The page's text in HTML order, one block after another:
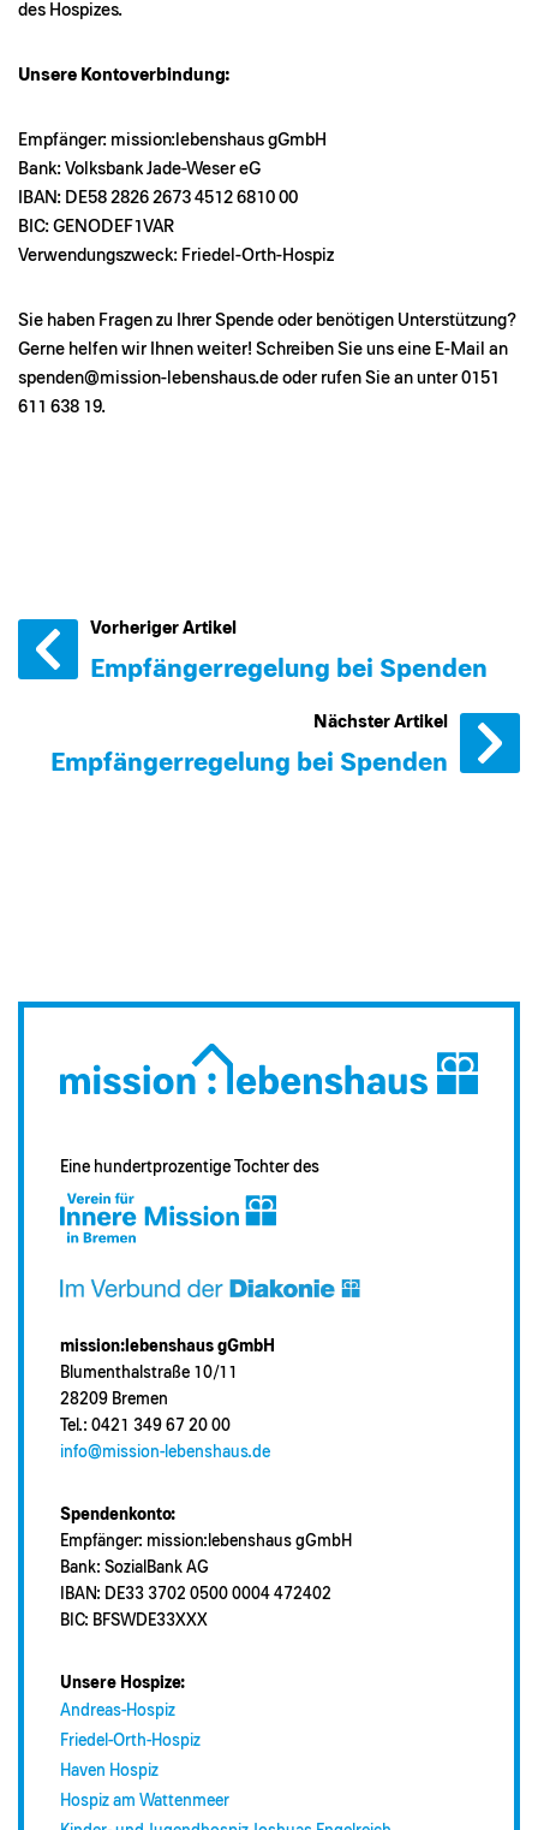
des Hospizes.
Unsere Kontoverbindung:
Empfänger: mission:lebenshaus gGmbH
Bank: Volksbank Jade-Weser eG
IBAN: DE58 2826 2673 4512 6810 00
BIC: GENODEF1VAR
Verwendungszweck: Friedel-Orth-Hospiz
Sie haben Fragen zu Ihrer Spende oder benötigen Unterstützung?
Gerne helfen wir Ihnen weiter! Schreiben Sie uns eine E-Mail an
spenden@mission-lebenshaus.de oder rufen Sie an unter 0151
611 638 19.
Vorheriger Artikel
Empfängerregelung bei Spenden
Nächster Artikel
Empfängerregelung bei Spenden
Eine hundertprozentige Tochter des
mission:lebenshaus gGmbH
Blumenthalstraße 10/11
28209 Bremen
Tel.: 0421 349 67 20 00
info@mission-lebenshaus.de
Spendenkonto:
Empfänger: mission:lebenshaus gGmbH
Bank: SozialBank AG
IBAN: DE33 3702 0500 0004 472402
BIC: BFSWDE33XXX
Unsere Hospize:
Andreas-Hospiz
Friedel-Orth-Hospiz
Haven Hospiz
Hospiz am Wattenmeer